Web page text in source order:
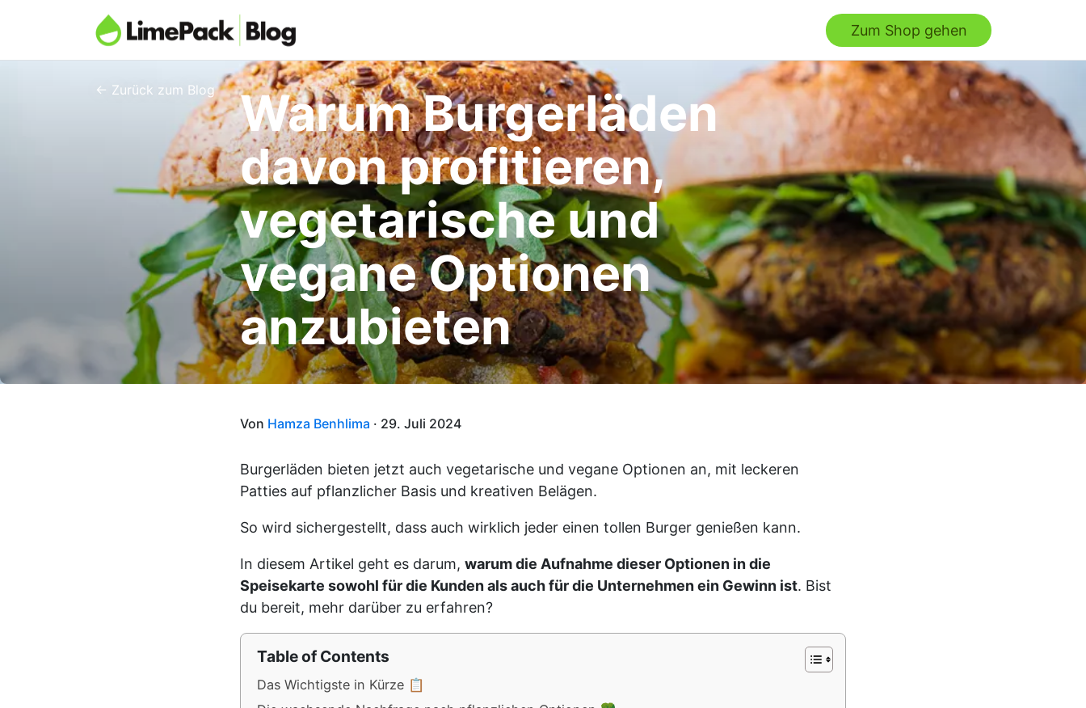
Zum Shop gehen
← Zurück zum Blog
Warum Burgerläden
davon profitieren,
vegetarische und
vegane Optionen
anzubieten
Von Hamza Benhlima · 29. Juli 2024
Burgerläden bieten jetzt auch vegetarische und vegane Optionen an, mit leckeren
Patties auf pflanzlicher Basis und kreativen Belägen.
So wird sichergestellt, dass auch wirklich jeder einen tollen Burger genießen kann.
In diesem Artikel geht es darum, warum die Aufnahme dieser Optionen in die
Speisekarte sowohl für die Kunden als auch für die Unternehmen ein Gewinn ist. Bist
du bereit, mehr darüber zu erfahren?
Table of Contents
Das Wichtigste in Kürze 📋